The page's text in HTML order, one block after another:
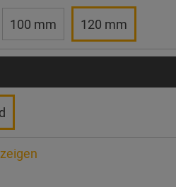
100 mm 120 mm